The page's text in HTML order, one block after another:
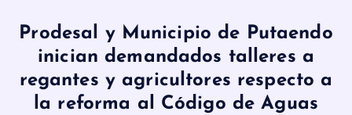
Prodesal y Municipio de Putaendo
inician demandados talleres a
regantes y agricultores respecto a
la reforma al Código de Aguas